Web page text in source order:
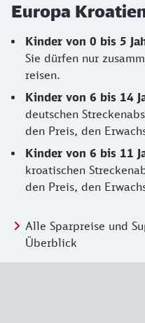
Europa
Kinder von 0 bis 5
Sie dürfen nur
reisen.
Kinder von 6 bis 14
deutschen
den Preis, den
Kinder von 6 bis 11
kroatischen
den Preis, den
Alle Sparpreise und
Überblick